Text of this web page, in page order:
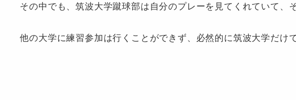
その中でも、筑波大学蹴球部は自分のプレーを見てくれていて、
他の大学に練習参加は行くことができず、必然的に筑波大学だけ